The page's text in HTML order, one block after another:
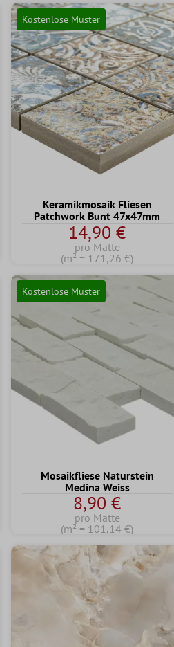
Kostenlose Muster
Keramikmosaik Fliesen
Patchwork Bunt 47x47mm
14,90 €
pro Matte
(m² = 171,26 €)
Kostenlose Muster
Mosaikfliese Naturstein
Medina Weiss
8,90 €
pro Matte
(m² = 101,14 €)